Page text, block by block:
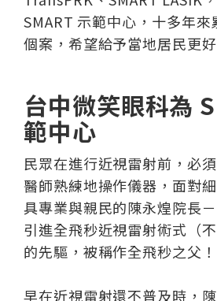
SMART 示範中心，十多年來
個案，希望給予當地居民更
台中微笑眼科為
範中心
民眾在進行近視雷射前，必
醫師熟練地操作儀器，面對
具專業與親民的陳永煌院長
引進全飛秒近視雷射術式（不
的先驅，被稱作全飛秒之父！
早在近視雷射還不普及時，